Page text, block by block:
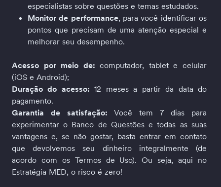
especialistas sobre questões e temas estudados.
Monitor de performance, para você identificar os
pontos que precisam de uma atenção especial e
melhorar seu desempenho.
Acesso por meio de: computador, tablet e celular
(iOS e Android);
Duração do acesso: 12 meses a partir da data do
pagamento.
Garantia de satisfação: Você tem 7 dias para
experimentar o Banco de Questões e todas as suas
vantagens e, se não gostar, basta entrar em contato
que devolvemos seu dinheiro integralmente (de
acordo com os Termos de Uso). Ou seja, aqui no
Estratégia MED, o risco é zero!